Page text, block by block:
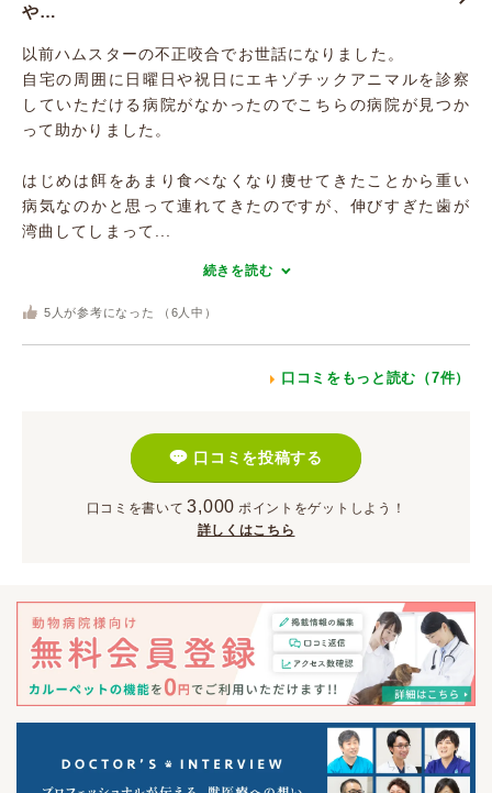
や…
以前ハムスターの不正咬合でお世話になりました。
自宅の周囲に日曜日や祝日にエキゾチックアニマルを診察
していただける病院がなかったのでこちらの病院が見つか
って助かりました。
はじめは餌をあまり食べなくなり痩せてきたことから重い
病気なのかと思って連れてきたのですが、伸びすぎた歯が
湾曲してしまって...
続きを読む
5 人が参考になった （ 6 人中）
口コミをもっと読む（7件）
口コミを投稿する
口コミを書いて 3,000 ポイント をゲットしよう！
詳しくはこちら